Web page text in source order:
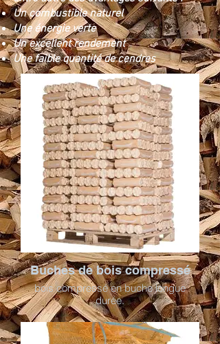
Un combustible naturel
Une énergie verte
Un excellent rendement
Une faible quantité de cendres
Buches de bois compressé
bois compressé en buche longue
durée.